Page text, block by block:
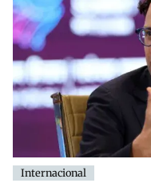
Internacional